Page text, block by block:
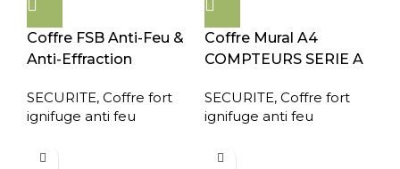
Coffre FSB Anti-Feu &
Anti-Effraction
SECURITE, Coffre fort
ignifuge anti feu
Coffre Mural A4
COMPTEURS SERIE A
SECURITE, Coffre fort
ignifuge anti feu